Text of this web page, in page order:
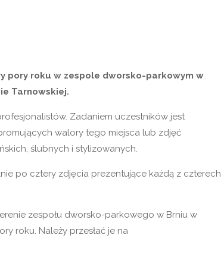
pory roku w zespole dworsko-parkowym w
Tarnowskiej.
Zadaniem uczestników jest
walory tego miejsca lub zdjęć
ślubnych i stylizowanych.
po cztery zdjęcia prezentujące każdą z czterech
zespołu dworsko-parkowego w Brniu w
roku. Należy przesłać je na